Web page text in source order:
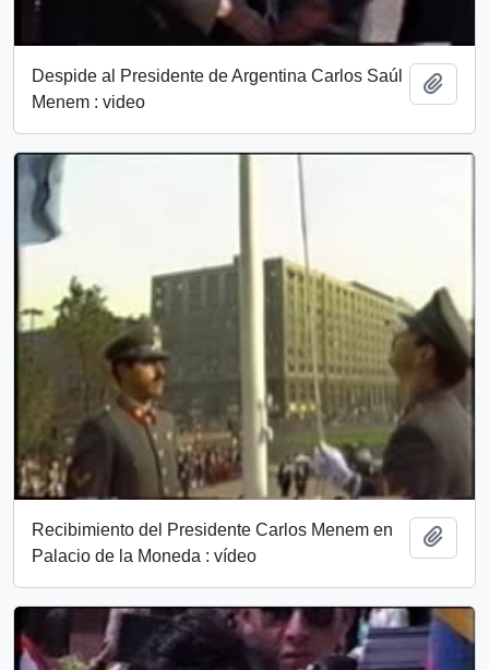
Despide al Presidente de Argentina Carlos Saúl
Menem : video
Recibimiento del Presidente Carlos Menem en
Palacio de la Moneda : vídeo